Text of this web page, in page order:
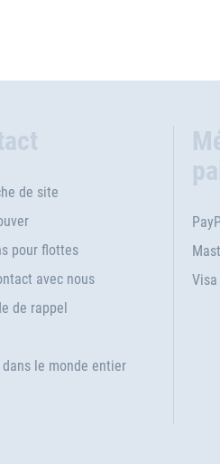
de site
pour flottes
avec nous
de rappel
le monde entier
Visa